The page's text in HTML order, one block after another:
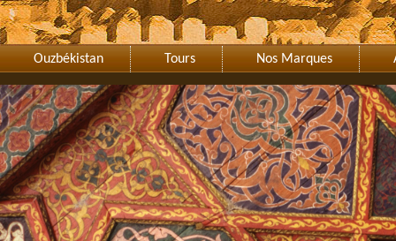
Ouzbékistan Tours Nos Marques